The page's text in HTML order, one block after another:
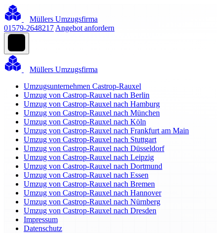
Müllers Umzugsfirma
01579-2648217 Angebot anfordern
Müllers Umzugsfirma
Umzugsunternehmen Castrop-Rauxel
Umzug von Castrop-Rauxel nach Berlin
Umzug von Castrop-Rauxel nach Hamburg
Umzug von Castrop-Rauxel nach München
Umzug von Castrop-Rauxel nach Köln
Umzug von Castrop-Rauxel nach Frankfurt am Main
Umzug von Castrop-Rauxel nach Stuttgart
Umzug von Castrop-Rauxel nach Düsseldorf
Umzug von Castrop-Rauxel nach Leipzig
Umzug von Castrop-Rauxel nach Dortmund
Umzug von Castrop-Rauxel nach Essen
Umzug von Castrop-Rauxel nach Bremen
Umzug von Castrop-Rauxel nach Hannover
Umzug von Castrop-Rauxel nach Nürnberg
Umzug von Castrop-Rauxel nach Dresden
Impressum
Datenschutz